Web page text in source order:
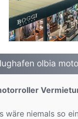
olbia
wäre niemals so